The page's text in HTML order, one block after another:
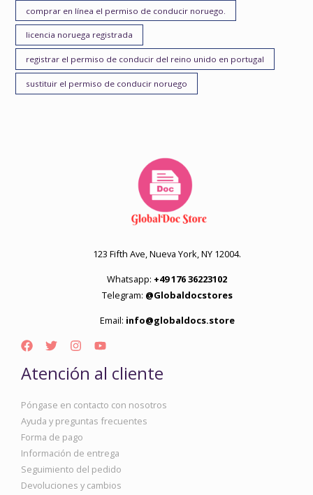
comprar en línea el permiso de conducir noruego.
licencia noruega registrada
registrar el permiso de conducir del reino unido en portugal
sustituir el permiso de conducir noruego
123 Fifth Ave, Nueva York, NY 12004.
Whatsapp: +49 176 36223102
Telegram: @Globaldocstores
Email: info@globaldocs.store
Atención al cliente
Póngase en contacto con nosotros
Ayuda y preguntas frecuentes
Forma de pago
Información de entrega
Seguimiento del pedido
Devoluciones y cambios